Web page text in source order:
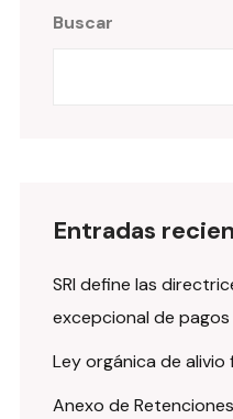
Buscar
Entradas
SRI define las
excepcional de
Ley orgánica de alivio
Anexo de Retenciones